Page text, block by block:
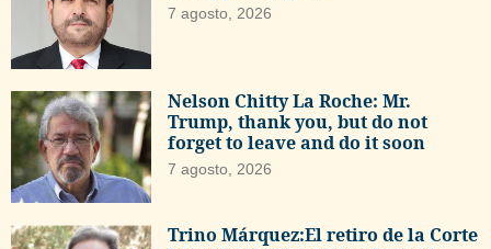
7 agosto, 2026
Nelson Chitty La Roche: Mr.
Trump, thank you, but do not
forget to leave and do it soon
7 agosto, 2026
Trino Márquez:El retiro de la Corte